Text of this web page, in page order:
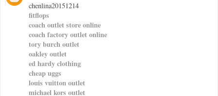
chenlina20151214
fitflops
coach outlet store online
coach factory outlet online
tory burch outlet
oakley outlet
ed hardy clothing
cheap uggs
louis vuitton outlet
michael kors outlet